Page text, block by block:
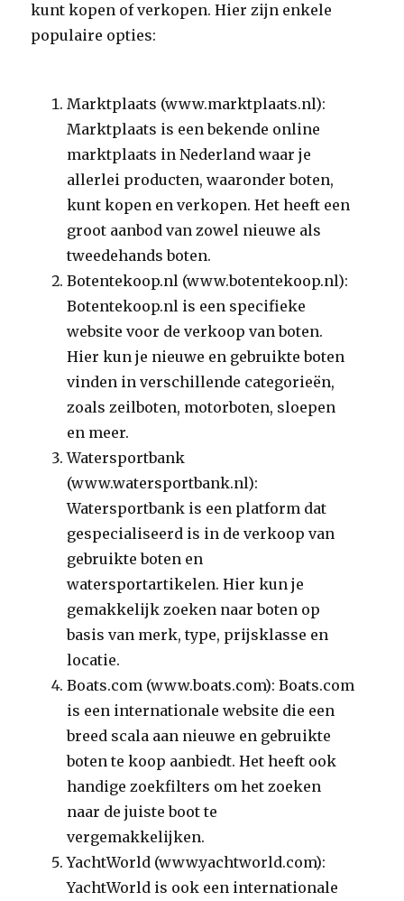
kunt kopen of verkopen. Hier zijn enkele
populaire opties:
Marktplaats (www.marktplaats.nl):
Marktplaats is een bekende online
marktplaats in Nederland waar je
allerlei producten, waaronder boten,
kunt kopen en verkopen. Het heeft een
groot aanbod van zowel nieuwe als
tweedehands boten.
Botentekoop.nl (www.botentekoop.nl):
Botentekoop.nl is een specifieke
website voor de verkoop van boten.
Hier kun je nieuwe en gebruikte boten
vinden in verschillende categorieën,
zoals zeilboten, motorboten, sloepen
en meer.
Watersportbank
(www.watersportbank.nl):
Watersportbank is een platform dat
gespecialiseerd is in de verkoop van
gebruikte boten en
watersportartikelen. Hier kun je
gemakkelijk zoeken naar boten op
basis van merk, type, prijsklasse en
locatie.
Boats.com (www.boats.com): Boats.com
is een internationale website die een
breed scala aan nieuwe en gebruikte
boten te koop aanbiedt. Het heeft ook
handige zoekfilters om het zoeken
naar de juiste boot te
vergemakkelijken.
YachtWorld (www.yachtworld.com):
YachtWorld is ook een internationale